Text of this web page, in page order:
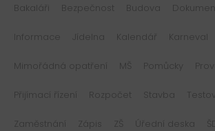
Bakaláři Bezpečnost Budova
Informace Jídelna Kalendář Karneval
Mimořádná opatření MŠ Pomůcky
Přijímací řízení Rozpočet Stavba
Zaměstnání Zápis ZŠ Úřední deska ŠD